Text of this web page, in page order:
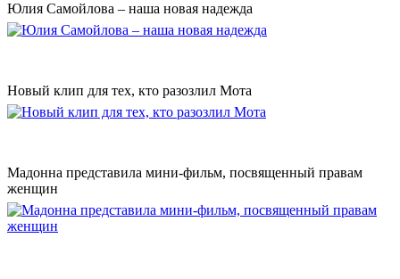
Юлия Самойлова – наша новая надежда
Новый клип для тех, кто разозлил Мота
Мадонна представила мини-фильм, посвященный правам
женщин